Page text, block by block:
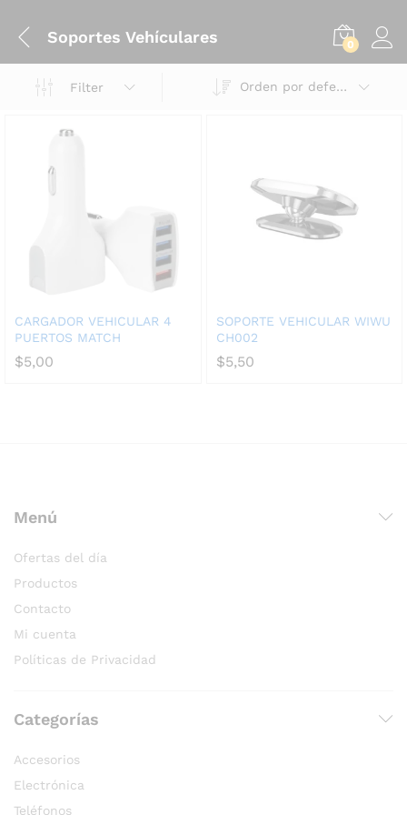
Soportes Vehículares 0
Filter Orden por defecto
CARGADOR VEHICULAR 4
PUERTOS MATCH
$5,00
SOPORTE VEHICULAR WIWU
CH002
$5,50
Menú
Ofertas del día
Productos
Contacto
Mi cuenta
Políticas de Privacidad
Categorías
Accesorios
Electrónica
Teléfonos